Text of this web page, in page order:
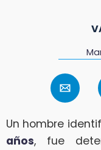
Un hombre
años, fue